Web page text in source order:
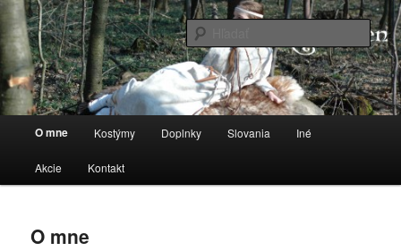
Preskočiť
primárny
obsahanorwen
Stránka o kostýmoch a všetkom, čo sa k tomu vzťahuje
O mne Kostýmy Doplnky Slovania Iné
Akcie Kontakt
O mne